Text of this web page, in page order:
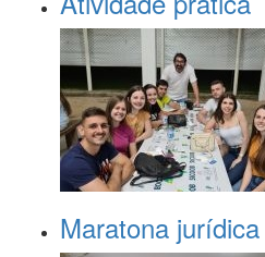
Maratona jurídica